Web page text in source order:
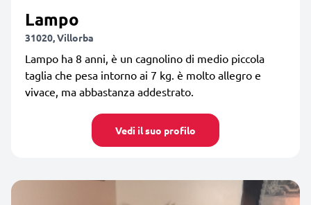
Lampo
31020, Villorba
Lampo ha 8 anni, è un cagnolino di medio piccola
taglia che pesa intorno ai 7 kg. è molto allegro e
vivace, ma abbastanza addestrato.
Vedi il suo profilo